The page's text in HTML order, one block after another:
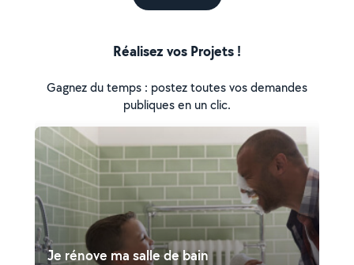
Réalisez vos Projets !
Gagnez du temps : postez toutes vos demandes
publiques en un clic.
Je rénove ma salle de bain